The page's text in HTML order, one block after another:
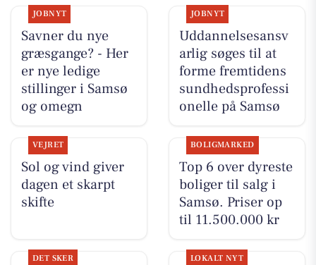
JOBNYT
Savner du nye
græsgange? - Her
er nye ledige
stillinger i Samsø
og omegn
JOBNYT
Uddannelsesansv
arlig søges til at
forme fremtidens
sundhedsprofessi
onelle på Samsø
VEJRET
Sol og vind giver
dagen et skarpt
skifte
BOLIGMARKED
Top 6 over dyreste
boliger til salg i
Samsø. Priser op
til 11.500.000 kr
DET SKER LOKALT NYT